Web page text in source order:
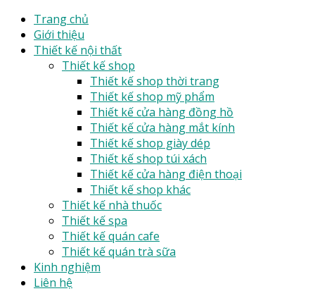
Trang chủ
Giới thiệu
Thiết kế nội thất
Thiết kế shop
Thiết kế shop thời trang
Thiết kế shop mỹ phẩm
Thiết kế cửa hàng đồng hồ
Thiết kế cửa hàng mắt kính
Thiết kế shop giày dép
Thiết kế shop túi xách
Thiết kế cửa hàng điện thoại
Thiết kế shop khác
Thiết kế nhà thuốc
Thiết kế spa
Thiết kế quán cafe
Thiết kế quán trà sữa
Kinh nghiệm
Liên hệ